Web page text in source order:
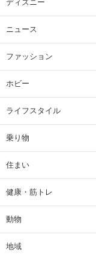
ディズニー
ニュース
ファッション
ホビー
ライフスタイル
乗り物
住まい
健康・筋トレ
動物
地域